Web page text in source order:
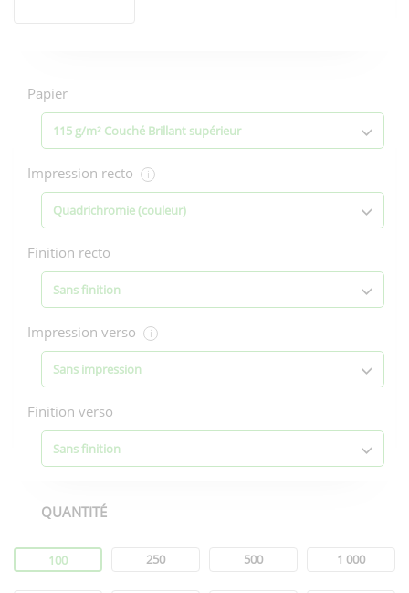
d'impression
Papier
115 g/m² Couché Brillant supérieur
Impression recto i
Quadrichromie (couleur)
Finition recto
Sans finition
Impression verso i
Sans impression
Finition verso
Sans finition
Quantité
QUANTITÉ
100 250 500 1 000